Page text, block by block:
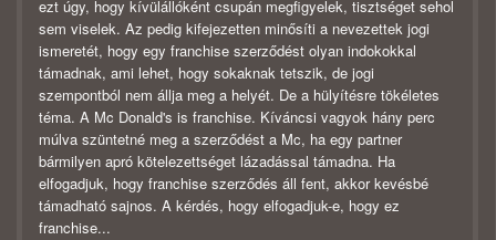
ezt úgy, hogy kívülállóként csupán megfigyelek, tisztséget sehol
sem viselek. Az pedig kifejezetten minősíti a nevezettek jogi
ismeretét, hogy egy franchise szerződést olyan indokokkal
támadnak, ami lehet, hogy sokaknak tetszik, de jogi
szempontból nem állja meg a helyét. De a hülyítésre tökéletes
téma. A Mc Donald's is franchise. Kíváncsi vagyok hány perc
múlva szüntetné meg a szerződést a Mc, ha egy partner
bármilyen apró kötelezettséget lázadással támadna. Ha
elfogadjuk, hogy franchise szerződés áll fent, akkor kevésbé
támadható sajnos. A kérdés, hogy elfogadjuk-e, hogy ez
franchise...